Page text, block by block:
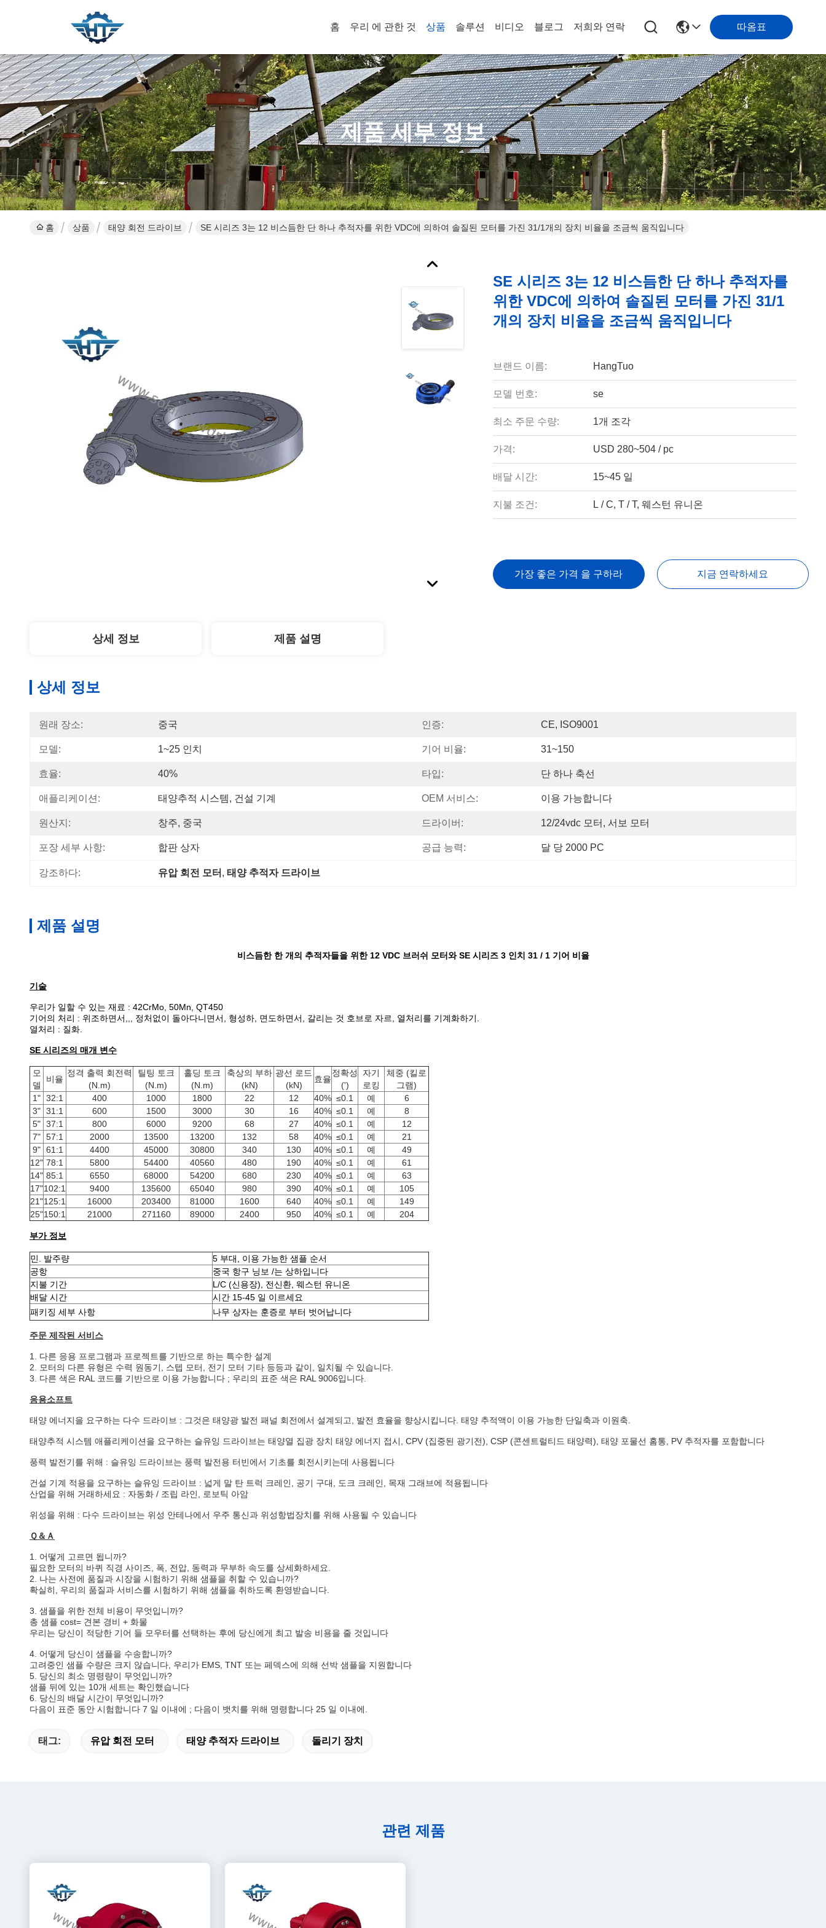
홈 우리 에 관한 것 상품 솔루션 비디오 블로그 저희와 연락 따옴표
제품 세부 정보
홈 상품 태양 회전 드라이브 SE 시리즈 3는 12 비스듬한 단 하나 추적자를 위한 VDC에 의하여 솔질된 모터를 가진 31/1개의 장치 비율을 조금씩 움직입니다
SE 시리즈 3는 12 비스듬한 단 하나 추적자를
위한 VDC에 의하여 솔질된 모터를 가진 31/1
개의 장치 비율을 조금씩 움직입니다
브랜드 이름: HangTuo
모델 번호: se
최소 주문 수량: 1개 조각
가격: USD 280~504 / pc
배달 시간: 15~45 일
지불 조건: L / C, T / T, 웨스턴 유니온
가장 좋은 가격 을 구하라 지금 연락하세요
상세 정보 제품 설명
상세 정보
원래 장소: 중국 인증: CE, ISO9001
모델: 1~25 인치 기어 비율: 31~150
효율: 40% 타입: 단 하나 축선
애플리케이션: 태양추적 시스템, 건설 기계 OEM 서비스: 이용 가능합니다
원산지: 창주, 중국 드라이버: 12/24vdc 모터, 서보 모터
포장 세부 사항: 합판 상자 공급 능력: 달 당 2000 PC
강조하다: 유압 회전 모터 , 태양 추적자 드라이브
제품 설명
비스듬한 한 개의 추적자들을 위한 12 VDC 브러쉬 모터와 SE 시리즈 3 인치 31 / 1 기어 비율
기술
우리가 일할 수 있는 재료 : 42CrMo, 50Mn, QT450
기어의 처리 : 위조하면서,,, 정처없이 돌아다니면서, 형성하, 면도하면서, 갈리는 것 호브로 자르, 열처리를 기계화하기.
열처리 : 질화.
SE 시리즈의 매개 변수
모
델
비율
정격 출력 회전력
(N.m)
틸팅 토크
(N.m)
홀딩 토크
(N.m)
축상의 부하
(kN)
광선 로드
(kN)
효율
정확성
(')
자기
로킹
체중 (킬로
그램)
1" 32:1 400 1000 1800 22 12 40% ≤0.1 예
6
3" 31:1 600 1500 3000 30 16 40% ≤0.1 예
8
5" 37:1 800 6000 9200 68 27 40% ≤0.1 예
12
7" 57:1 2000 13500 13200 132 58 40% ≤0.1 예
21
9" 61:1 4400 45000 30800 340 130 40% ≤0.1 예
49
12" 78:1 5800 54400 40560 480 190 40% ≤0.1 예
61
14" 85:1 6550 68000 54200 680 230 40% ≤0.1 예
63
17"102:1 9400 135600 65040 980 390 40% ≤0.1 예
105
21"125:1 16000 203400 81000 1600 640 40% ≤0.1 예
149
25"150:1 21000 271160 89000 2400 950 40% ≤0.1 예 204
부가 정보
민. 발주량
5 부대, 이용 가능한 샘플 순서
공항
중국 항구 닝보 /는 상하입니다
지불 기간
L/C (신용장), 전신환, 웨스턴 유니온
배달 시간
시간 15-45 일 이르세요
패키징 세부 사항
나무 상자는 훈증로 부터 벗어납니다
주문 제작된 서비스
1. 다른 응용 프로그램과 프로젝트를 기반으로 하는 특수한 설계
2. 모터의 다른 유형은 수력 원동기, 스텝 모터, 전기 모터 기타 등등과 같이, 일치될 수 있습니다.
3. 다른 색은 RAL 코드를 기반으로 이용 가능합니다 ; 우리의 표준 색은 RAL 9006입니다.
응용소프트
태양 에너지을 요구하는 다수 드라이브 : 그것은 태양광 발전 패널 회전에서 설계되고, 발전 효율을 향상시킵니다. 태양 추적액이 이용 가능한 단일축과 이원축.
태양추적 시스템 애플리케이션을 요구하는 슬유잉 드라이브는 태양열 집광 장치 태양 에너지 접시, CPV (집중된 광기전), CSP (콘센트럴티드 태양력), 태양 포물선 홈통, PV 추적자를 포함합니다
풍력 발전기를 위해 : 슬유잉 드라이브는 풍력 발전용 터빈에서 기초를 회전시키는데 사용됩니다
건설 기계 적용을 요구하는 슬유잉 드라이브 : 넓게 말 탄 트럭 크레인, 공기 구대, 도크 크레인, 목재 그래브에 적용됩니다
산업을 위해 거래하세요 : 자동화 / 조립 라인, 로보틱 아암
위성을 위해 : 다수 드라이브는 위성 안테나에서 우주 통신과 위성항법장치를 위해 사용될 수 있습니다
Ｑ＆Ａ
1. 어떻게 고르면 됩니까?
필요한 모터의 바퀴 직경 사이즈, 폭, 전압, 동력과 무부하 속도를 상세화하세요.
2. 나는 사전에 품질과 시장을 시험하기 위해 샘플을 취할 수 있습니까?
확실히, 우리의 품질과 서비스를 시험하기 위해 샘플을 취하도록 환영받습니다.
3. 샘플을 위한 전체 비용이 무엇입니까?
총 샘플 cost= 견본 경비 + 화물
우리는 당신이 적당한 기어 들 모우터를 선택하는 후에 당신에게 최고 발송 비용을 줄 것입니다
4. 어떻게 당신이 샘플을 수송합니까?
고려중인 샘플 수량은 크지 않습니다, 우리가 EMS, TNT 또는 페덱스에 의해 선박 샘플을 지원합니다
5. 당신의 최소 명령량이 무엇입니까?
샘플 뒤에 있는 10개 세트는 확인했습니다
6. 당신의 배달 시간이 무엇입니까?
다음이 표준 동안 시험합니다 7 일 이내에 ; 다음이 뱃치를 위해 명령합니다 25 일 이내에.
태그: 유압 회전 모터 태양 추적자 드라이브 돌리기 장치
관련 제품